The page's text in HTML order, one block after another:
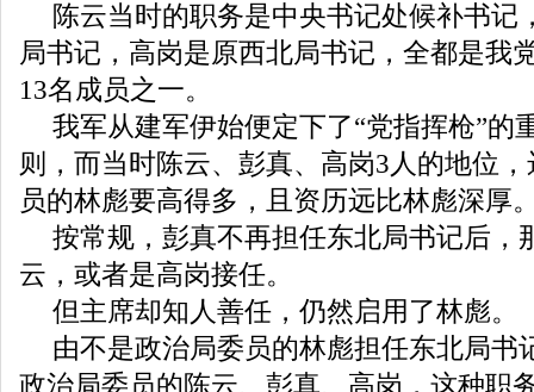
陈云当时的职务是中央书记处候补书记
局书记，高岗是原西北局书记，全都是我
13名成员之一。
我军从建军伊始便定下了“党指挥枪”的
则，而当时陈云、彭真、高岗3人的地位
员的林彪要高得多，且资历远比林彪深厚
按常规，彭真不再担任东北局书记后，
云，或者是高岗接任。
但主席却知人善任，仍然启用了林彪。
由不是政治局委员的林彪担任东北局书
政治局委员的陈云、彭真、高岗，这种职